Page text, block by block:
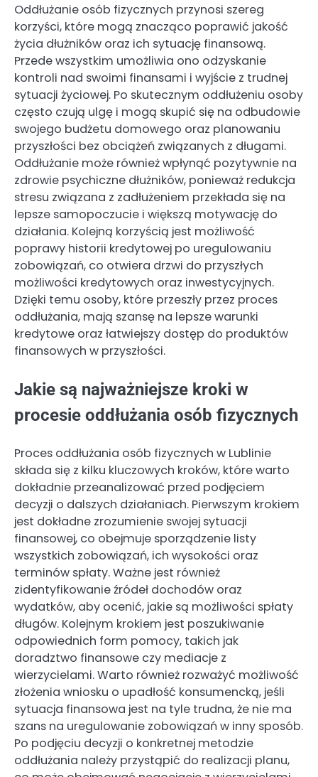
Oddłużanie osób fizycznych przynosi szereg
korzyści, które mogą znacząco poprawić jakość
życia dłużników oraz ich sytuację finansową.
Przede wszystkim umożliwia ono odzyskanie
kontroli nad swoimi finansami i wyjście z trudnej
sytuacji życiowej. Po skutecznym oddłużeniu osoby
często czują ulgę i mogą skupić się na odbudowie
swojego budżetu domowego oraz planowaniu
przyszłości bez obciążeń związanych z długami.
Oddłużanie może również wpłynąć pozytywnie na
zdrowie psychiczne dłużników, ponieważ redukcja
stresu związana z zadłużeniem przekłada się na
lepsze samopoczucie i większą motywację do
działania. Kolejną korzyścią jest możliwość
poprawy historii kredytowej po uregulowaniu
zobowiązań, co otwiera drzwi do przyszłych
możliwości kredytowych oraz inwestycyjnych.
Dzięki temu osoby, które przeszły przez proces
oddłużania, mają szansę na lepsze warunki
kredytowe oraz łatwiejszy dostęp do produktów
finansowych w przyszłości.
Jakie są najważniejsze kroki w
procesie oddłużania osób fizycznych
Proces oddłużania osób fizycznych w Lublinie
składa się z kilku kluczowych kroków, które warto
dokładnie przeanalizować przed podjęciem
decyzji o dalszych działaniach. Pierwszym krokiem
jest dokładne zrozumienie swojej sytuacji
finansowej, co obejmuje sporządzenie listy
wszystkich zobowiązań, ich wysokości oraz
terminów spłaty. Ważne jest również
zidentyfikowanie źródeł dochodów oraz
wydatków, aby ocenić, jakie są możliwości spłaty
długów. Kolejnym krokiem jest poszukiwanie
odpowiednich form pomocy, takich jak
doradztwo finansowe czy mediacje z
wierzycielami. Warto również rozważyć możliwość
złożenia wniosku o upadłość konsumencką, jeśli
sytuacja finansowa jest na tyle trudna, że nie ma
szans na uregulowanie zobowiązań w inny sposób.
Po podjęciu decyzji o konkretnej metodzie
oddłużania należy przystąpić do realizacji planu,